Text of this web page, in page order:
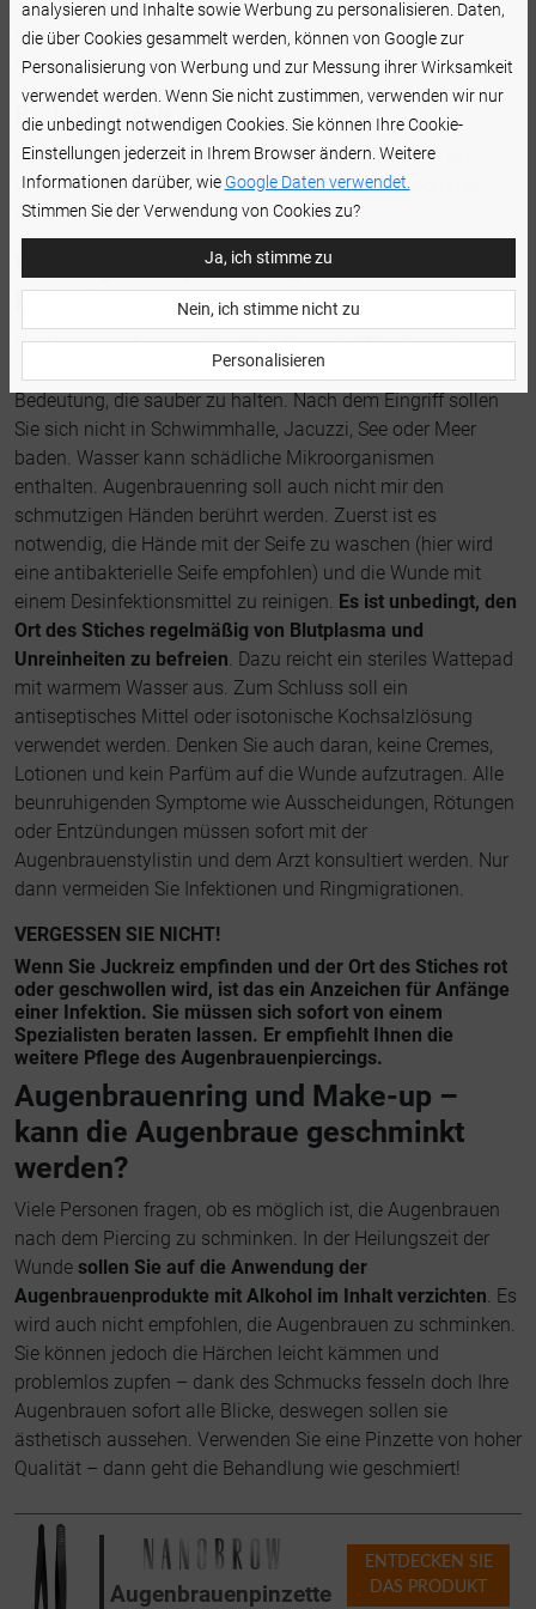
In dieser Zeit kann Augenbrauenpiercing besonders
schmerzhaft sein.
8. Jahreszeit
Es ist wissenswert, dass die durchgestochene Haut im
Winter deutlich langsamer als im Frühling oder Sommer
heilt.
Wichtige Empfehlungen nach
Piercing
Die Hygiene ist am wichtigsten! Bei jeder Wunde, auch
dieser nach dem Augenbrauenpiercing, ist es von großer
Bedeutung, die sauber zu halten. Nach dem Eingriff sollen
Sie sich nicht in Schwimmhalle, Jacuzzi, See oder Meer
baden. Wasser kann schädliche Mikroorganismen
enthalten. Augenbrauenring soll auch nicht mir den
schmutzigen Händen berührt werden. Zuerst ist es
notwendig, die Hände mit der Seife zu waschen (hier wird
eine antibakterielle Seife empfohlen) und die Wunde mit
einem Desinfektionsmittel zu reinigen. Es ist unbedingt, den
Ort des Stiches regelmäßig von Blutplasma und
Unreinheiten zu befreien. Dazu reicht ein steriles Wattepad
mit warmem Wasser aus. Zum Schluss soll ein
antiseptisches Mittel oder isotonische Kochsalzlösung
verwendet werden. Denken Sie auch daran, keine Cremes,
Lotionen und kein Parfüm auf die Wunde aufzutragen. Alle
beunruhigenden Symptome wie Ausscheidungen, Rötungen
oder Entzündungen müssen sofort mit der
Augenbrauenstylistin und dem Arzt konsultiert werden. Nur
dann vermeiden Sie Infektionen und Ringmigrationen.
VERGESSEN SIE NICHT!
Wenn Sie Juckreiz empfinden und der Ort des Stiches rot
oder geschwollen wird, ist das ein Anzeichen für Anfänge
einer Infektion. Sie müssen sich sofort von einem
Spezialisten beraten lassen. Er empfiehlt Ihnen die
weitere Pflege des Augenbrauenpiercings.
Augenbrauenring und Make-up –
kann die Augenbraue geschminkt
werden?
Viele Personen fragen, ob es möglich ist, die Augenbrauen
nach dem Piercing zu schminken. In der Heilungszeit der
Wunde sollen Sie auf die Anwendung der
Augenbrauenprodukte mit Alkohol im Inhalt verzichten. Es
wird auch nicht empfohlen, die Augenbrauen zu schminken.
Sie können jedoch die Härchen leicht kämmen und
problemlos zupfen – dank des Schmucks fesseln doch Ihre
Augenbrauen sofort alle Blicke, deswegen sollen sie
ästhetisch aussehen. Verwenden Sie eine Pinzette von hoher
Qualität – dann geht die Behandlung wie geschmiert!
Augenbrauenpinzette
ENTDECKEN SIE
DAS PRODUKT
analysieren und Inhalte sowie Werbung zu personalisieren. Daten,
die über Cookies gesammelt werden, können von Google zur
Personalisierung von Werbung und zur Messung ihrer Wirksamkeit
verwendet werden. Wenn Sie nicht zustimmen, verwenden wir nur
die unbedingt notwendigen Cookies. Sie können Ihre Cookie-
Einstellungen jederzeit in Ihrem Browser ändern. Weitere
Informationen darüber, wie Google Daten verwendet.
Stimmen Sie der Verwendung von Cookies zu?
Ja, ich stimme zu
Nein, ich stimme nicht zu
Personalisieren